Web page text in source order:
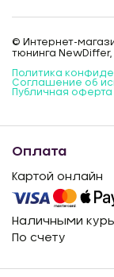
© Интернет-
тюнинга NewDiffer,
Политика
Соглашение об
Публичная оферта
Оплата
Картой онлайн
Наличными
По счету